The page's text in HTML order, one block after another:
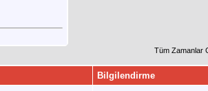
Tüm Zamanlar
Bilgilendirme